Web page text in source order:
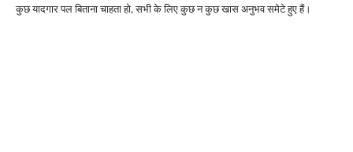
कुछ यादगार पल बिताना चाहता हो, सभी के लिए कुछ न कुछ खास अनुभव समेटे हुए हैं।